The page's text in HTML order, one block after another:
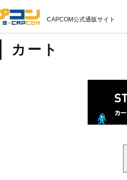
CAPCOM公式通販サイト
カート